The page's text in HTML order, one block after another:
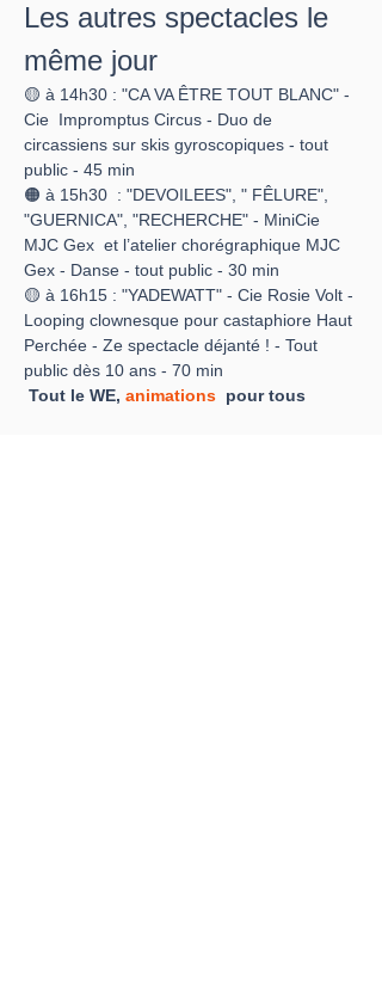
Les autres spectacles le
même jour
🟡 à 14h30 : "CA VA ÊTRE TOUT BLANC" -
Cie  Impromptus Circus - Duo de
circassiens sur skis gyroscopiques - tout
public - 45 min
🟠 à 15h30  : "DEVOILEES", " FÊLURE",
"GUERNICA", "RECHERCHE" - MiniCie
MJC Gex  et l’atelier chorégraphique MJC
Gex - Danse - tout public - 30 min
🟡 à 16h15 : "YADEWATT" - Cie Rosie Volt -
Looping clownesque pour castaphiore Haut
Perchée - Ze spectacle déjanté ! - Tout
public dès 10 ans - 70 min
Tout le WE, animations pour tous